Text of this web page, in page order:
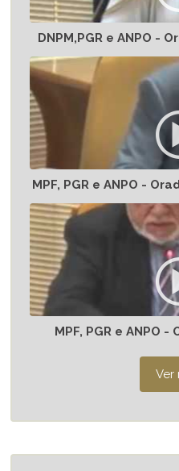
DNPM,PGR e ANPO -
MPF, PGR e ANPO -
MPF, PGR e ANPO